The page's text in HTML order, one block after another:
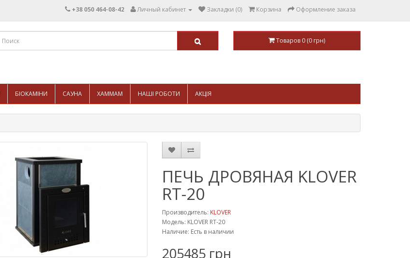
+38 050 464-08-42 Личный кабинет Закладки (0) Корзина Оформление заказа
Товаров 0 (0 грн)
БІОКАМІНИ САУНА ХАММАМ НАШІ РОБОТИ АКЦІЯ
ПЕЧЬ ДРОВЯНАЯ KLOVER
RT-20
Производитель: KLOVER
Модель: KLOVER RT-20
Наличие: Есть в наличии
205485 грн